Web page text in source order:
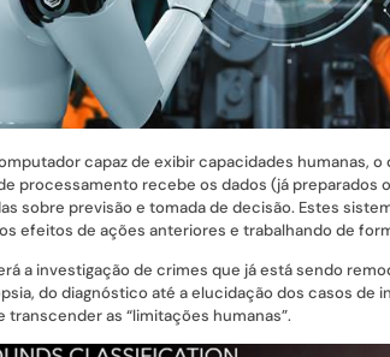
capaz de exibir capacidades humanas,
processamento recebe os dados (já
sobre previsão e tomada de decisão. Estes
efeitos de ações anteriores e trabalhando de
a investigação de crimes que já está sendo
do diagnóstico até a elucidação dos casos
transcender as “limitações humanas”.